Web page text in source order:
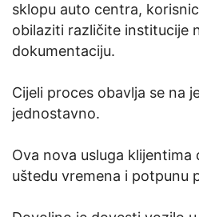
sklopu auto centra,
obilaziti različite institucije
dokumentaciju.
Cijeli proces obavlja se na
jednostavno.
Ova nova usluga klijentima
uštedu vremena i potpunu